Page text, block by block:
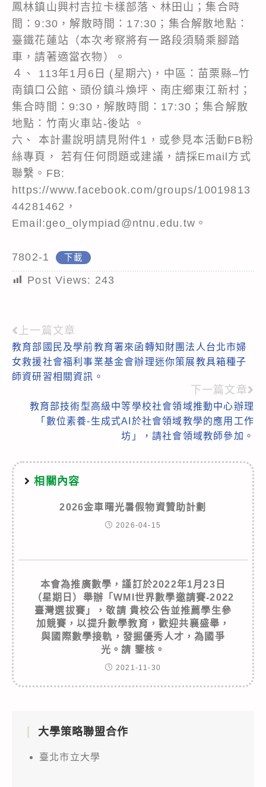
鳳林鎮山興村吉拉卡樣部落、林田山；集合時
間：9:30，解散時間：17:30；集合解散地點：
臺鐵花蓮站（本次考察將有一路段須騎乘腳踏
車，請著適當衣物）。
４、 113年1月6日 (星期六)，中區：苗栗縣–竹
南鎮口公館、頭份鎮斗煥坪、南庄鄉東江新村；
集合時間：9:30，解散時間：17:30；集合解散
地點：竹南火車站-後站 。
六、 本計畫說明請見附件1，或參見本活動FB粉
絲專頁， 若有任何問題或建議，請採Email方式
聯繫。FB:
https://www.facebook.com/groups/10019813
44281462，
Email:geo_olympiad@ntnu.edu.tw。
7802-1 下載
Post Views: 243
Read
more
articles
上一篇文章
教育部國民及學前教育署來函轉知財團法人台北市婦
女救援社會福利事業基金會辦理迷你策展教具箱種子
師資研習相關資訊。
下一篇文章
教育部技術型高級中等學校社會領域推動中心辦理
「數位素養-生成式AI於社會領域教學的應用工作
坊」，請社會領域教師參加。
相關內容
2026金車曙光暑假物資贊助計劃
2026-04-15
本會為推廣數學，謹訂於2022年1月23日
（星期日）舉辦「WMI世界數學邀請賽-2022
臺灣選拔賽」，敬請 貴校公告並推薦學生參
加競賽，以提升數學教育，歡迎共襄盛舉，
與國際數學接軌，發掘優秀人才，為國爭
光。請 鑒核。
2021-11-30
大學策略聯盟合作
臺北市立大學